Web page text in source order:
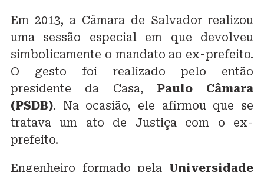
Em 2013, a Câmara de Salvador realizou
uma sessão especial em que devolveu
simbolicamente o mandato ao ex-prefeito.
O gesto foi realizado pelo então
presidente da Casa, Paulo Câmara
(PSDB). Na ocasião, ele afirmou que se
tratava um ato de Justiça com o ex-
prefeito.
Engenheiro formado pela Universidade